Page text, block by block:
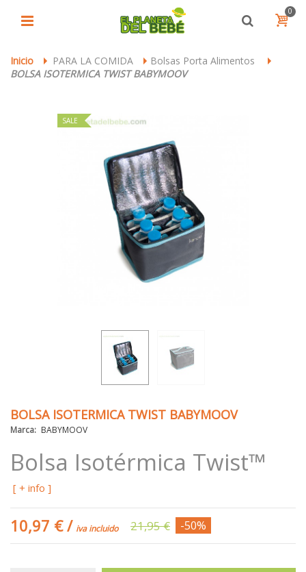
0
Inicio > PARA LA COMIDA > Bolsas Porta Alimentos >
BOLSA ISOTERMICA TWIST BABYMOOV
SALE
BOLSA ISOTERMICA TWIST BABYMOOV
Marca: BABYMOOV
Bolsa Isotérmica Twist™
[ + info ]
10,97 €/ iva incluido 21,95 € -50%